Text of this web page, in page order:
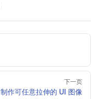
下一页
制作可任意拉伸的 UI 图像